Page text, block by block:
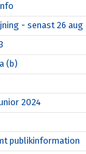
- senast 26 aug
(b)
2024
publikinformation